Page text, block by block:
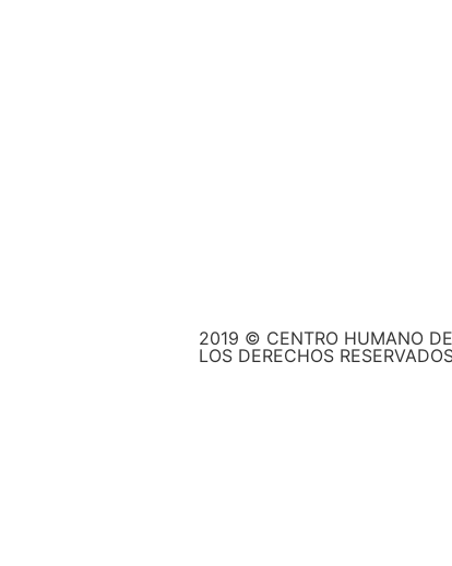
2019 © CENTRO HUMANO
LOS DERECHOS